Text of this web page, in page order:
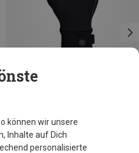
können wir unsere
Inhalte auf Dich
personalisierte